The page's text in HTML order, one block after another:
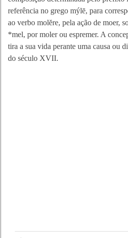
referência no grego mýlē, para
ao verbo molĕre, pela ação de moer,
*mel, por moler ou espremer. A
tira a sua vida perante uma causa ou
do século XVII.